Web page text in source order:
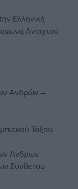
Ελληνική
Ανοιχτού
Ανδρών –
Τόξου.
Ανδρών –
Σύνθετου